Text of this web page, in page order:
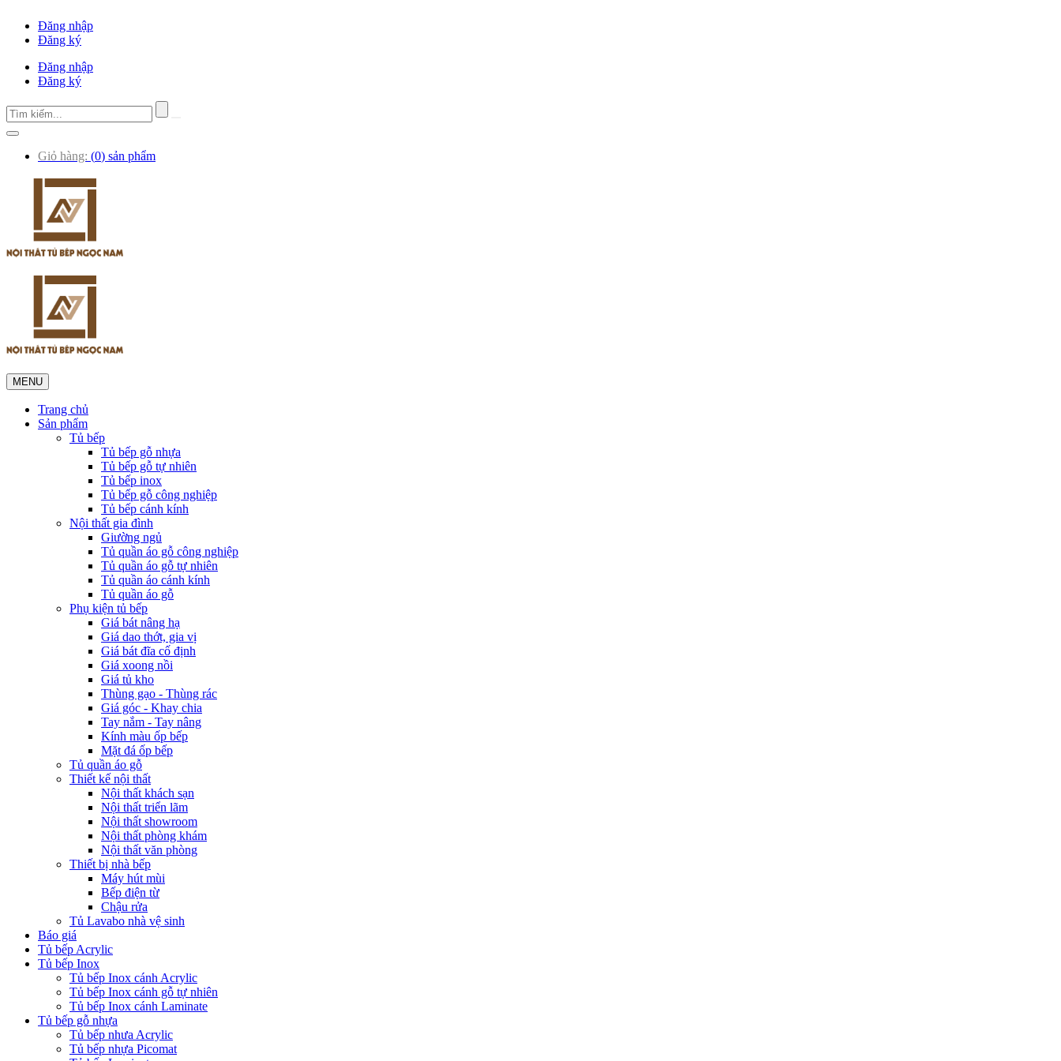
Đăng nhập
Đăng ký
Đăng nhập
Đăng ký
Giỏ hàng: (0) sản phẩm
MENU
Trang chủ
Sản phẩm
Tủ bếp
Tủ bếp gỗ nhựa
Tủ bếp gỗ tự nhiên
Tủ bếp inox
Tủ bếp gỗ công nghiệp
Tủ bếp cánh kính
Nội thất gia đình
Giường ngủ
Tủ quần áo gỗ công nghiệp
Tủ quần áo gỗ tự nhiên
Tủ quần áo cánh kính
Tủ quần áo gỗ
Phụ kiện tủ bếp
Giá bát nâng hạ
Giá dao thớt, gia vị
Giá bát đĩa cố định
Giá xoong nồi
Giá tủ kho
Thùng gạo - Thùng rác
Giá góc - Khay chia
Tay nắm - Tay nâng
Kính màu ốp bếp
Mặt đá ốp bếp
Tủ quần áo gỗ
Thiết kế nội thất
Nội thất khách sạn
Nội thất triển lãm
Nội thất showroom
Nội thất phòng khám
Nội thất văn phòng
Thiết bị nhà bếp
Máy hút mùi
Bếp điện từ
Chậu rửa
Tủ Lavabo nhà vệ sinh
Báo giá
Tủ bếp Acrylic
Tủ bếp Inox
Tủ bếp Inox cánh Acrylic
Tủ bếp Inox cánh gỗ tự nhiên
Tủ bếp Inox cánh Laminate
Tủ bếp gỗ nhựa
Tủ bếp nhưa Acrylic
Tủ bếp nhựa Picomat